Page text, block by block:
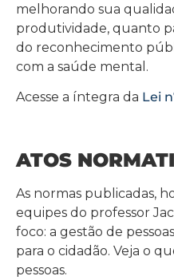
melhorando sua
produtividade, quanto
do reconhecimento
com a saúde mental.
Acesse a íntegra da Lei
ATOS
As normas publicadas,
equipes do professor
foco: a gestão de
para o cidadão. Veja o
pessoas.